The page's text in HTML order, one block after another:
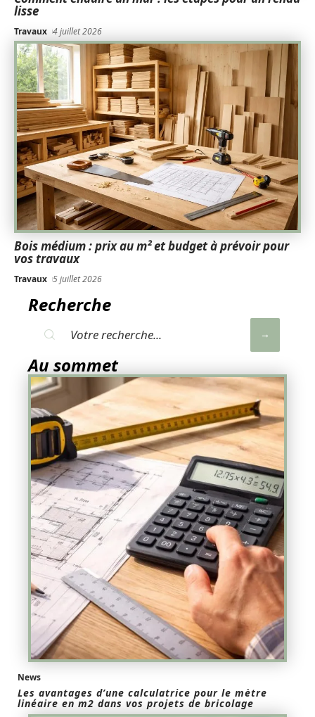
lisse
Travaux 4 juillet 2026
Bois médium : prix au m² et budget à prévoir pour
vos travaux
Travaux 5 juillet 2026
Recherche
Au sommet
News
Les avantages d’une calculatrice pour le mètre
linéaire en m2 dans vos projets de bricolage